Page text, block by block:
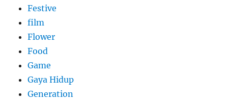
Festive
film
Flower
Food
Game
Gaya Hidup
Generation